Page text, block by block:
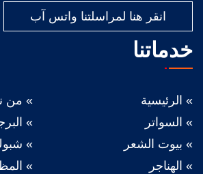
انقر هنا لمراسلتنا واتس آب
خدماتنا
الرئيسية
من
السواتر
بيوت الشعر
الهناجر